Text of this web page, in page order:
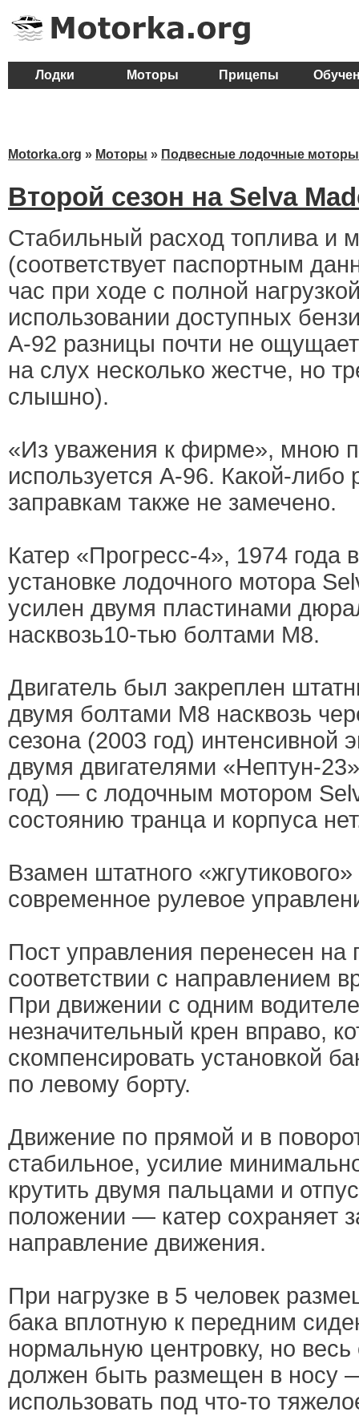
Лодки Моторы Прицепы
Motorka.org » Моторы » Подвесные лодочные моторы
Второй сезон на Selva
Стабильный расход топлива и
(соответствует паспортным
час при ходе с полной
использовании доступных
А-92 разницы почти не
на слух несколько жестче, но
слышно).
«Из уважения к фирме», мною
используется А-96. Какой-
заправкам также не замечено.
Катер «Прогресс-4», 1974 года
установке лодочного мотора
усилен двумя пластинами
насквозь10-тью болтами М8.
Двигатель был закреплен
двумя болтами М8 насквозь
сезона (2003 год) интенсивной
двумя двигателями «Нептун-
год) — с лодочным мотором
состоянию транца и корпуса
Взамен штатного
современное рулевое
Пост управления перенесен на
соответствии с направлением
При движении с одним
незначительный крен вправо,
скомпенсировать установкой
по левому борту.
Движение по прямой и в
стабильное, усилие
крутить двумя пальцами и
положении — катер сохраняет
направление движения.
При нагрузке в 5 человек
бака вплотную к передним
нормальную центровку, но весь
должен быть размещен в носу
использовать под что-то